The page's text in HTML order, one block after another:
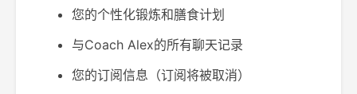
您的个性化锻炼和膳食计划
与Coach Alex的所有聊天记录
您的订阅信息（订阅将被取消）